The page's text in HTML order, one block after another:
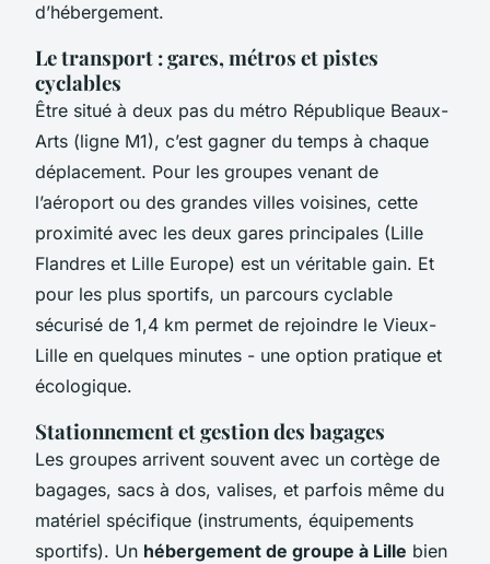
d’hébergement.
Le transport : gares, métros et pistes
cyclables
Être situé à deux pas du métro République Beaux-
Arts (ligne M1), c’est gagner du temps à chaque
déplacement. Pour les groupes venant de
l’aéroport ou des grandes villes voisines, cette
proximité avec les deux gares principales (Lille
Flandres et Lille Europe) est un véritable gain. Et
pour les plus sportifs, un parcours cyclable
sécurisé de 1,4 km permet de rejoindre le Vieux-
Lille en quelques minutes - une option pratique et
écologique.
Stationnement et gestion des bagages
Les groupes arrivent souvent avec un cortège de
bagages, sacs à dos, valises, et parfois même du
matériel spécifique (instruments, équipements
sportifs). Un hébergement de groupe à Lille bien